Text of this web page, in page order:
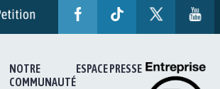
NOTRE
COMMUNAUTÉ
ESPACE PRESSE